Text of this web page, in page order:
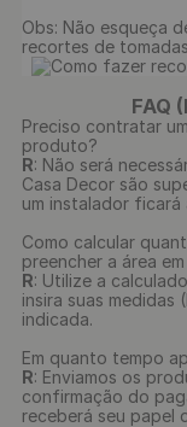
Obs: Não esqueça
recortes de
FAQ
Preciso contratar
produto?
R: Não será
Casa Decor são
um instalador ficará
Como calcular
preencher a área
R: Utilize a
insira suas medidas
indicada.
Em quanto tempo
R: Enviamos os
confirmação do
receberá seu papel